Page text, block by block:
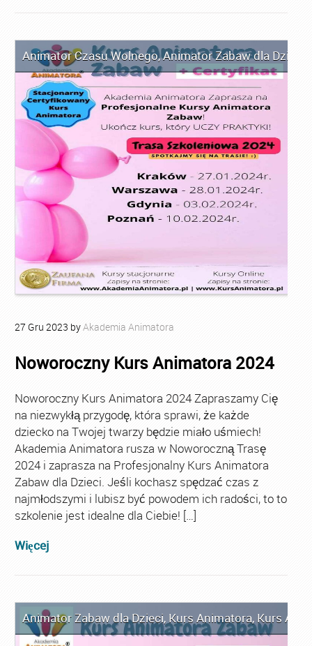
Animator Czasu Wolnego,Animator Zabaw dla Dzieci
27 Gru 2023 byAkademia Animatora
Noworoczny Kurs Animatora 2024
Noworoczny Kurs Animatora 2024 Zapraszamy Cię
na niezwykłą przygodę, która sprawi, że każde
dziecko na Twojej twarzy będzie miało uśmiech!
Akademia Animatora rusza w Noworoczną Trasę
2024 i zaprasza na Profesjonalny Kurs Animatora
Zabaw dla Dzieci. Jeśli kochasz spędzać czas z
najmłodszymi i lubisz być powodem ich radości, to to
szkolenie jest idealne dla Ciebie! […]
Więcej
Animator Zabaw dla Dzieci, Kurs Animatora, Kurs